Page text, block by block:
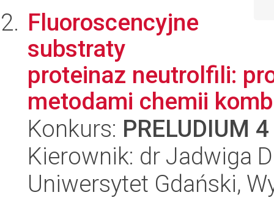
Fluoroscencyjne
substraty
proteinaz neutrolfili:
metodami chemii
Konkurs: PRELUDIUM 4
Kierownik: dr Jadwiga
Uniwersytet Gdański,